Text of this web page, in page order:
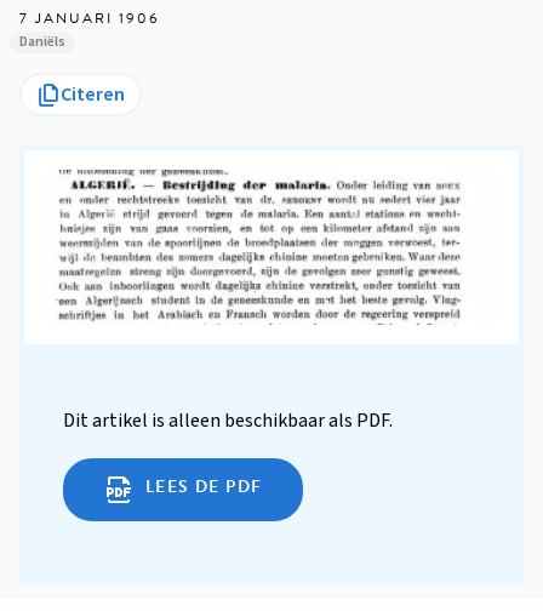
7 JANUARI 1906
Daniëls
Citeren
Dit artikel is alleen beschikbaar als PDF.
LEES DE PDF